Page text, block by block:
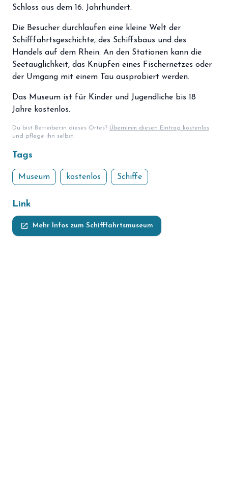
Schloss aus dem 16. Jahrhundert.
Die Besucher durchlaufen eine kleine Welt der
Schifffahrtsgeschichte, des Schiffsbaus und des
Handels auf dem Rhein. An den Stationen kann die
Seetauglichkeit, das Knüpfen eines Fischernetzes oder
der Umgang mit einem Tau ausprobiert werden.
Das Museum ist für Kinder und Jugendliche bis 18
Jahre kostenlos.
Du bist Betreiber:in dieses Ortes? Übernimm diesen Eintrag kostenlos
und pflege ihn selbst.
Tags
Museum kostenlos Schiffe
Link
launch Mehr Infos zum Schifffahrtsmuseum